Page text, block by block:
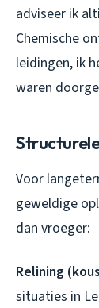
adviseer ik
Chemische
leidingen, ik
waren
Voor
geweldige
dan vroeger:
Relining
situaties in